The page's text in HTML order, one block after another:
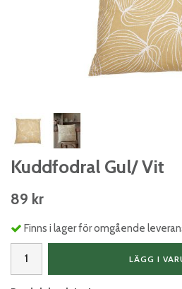
Kuddfodral Gul/ Vit
89 kr
Finns i lager för omgående
LÄGG I